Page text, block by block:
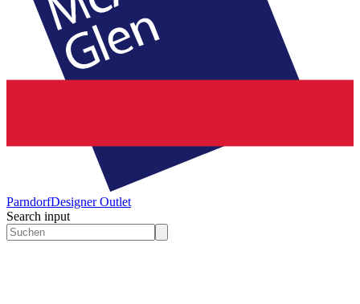
ParndorfDesigner Outlet
Search input